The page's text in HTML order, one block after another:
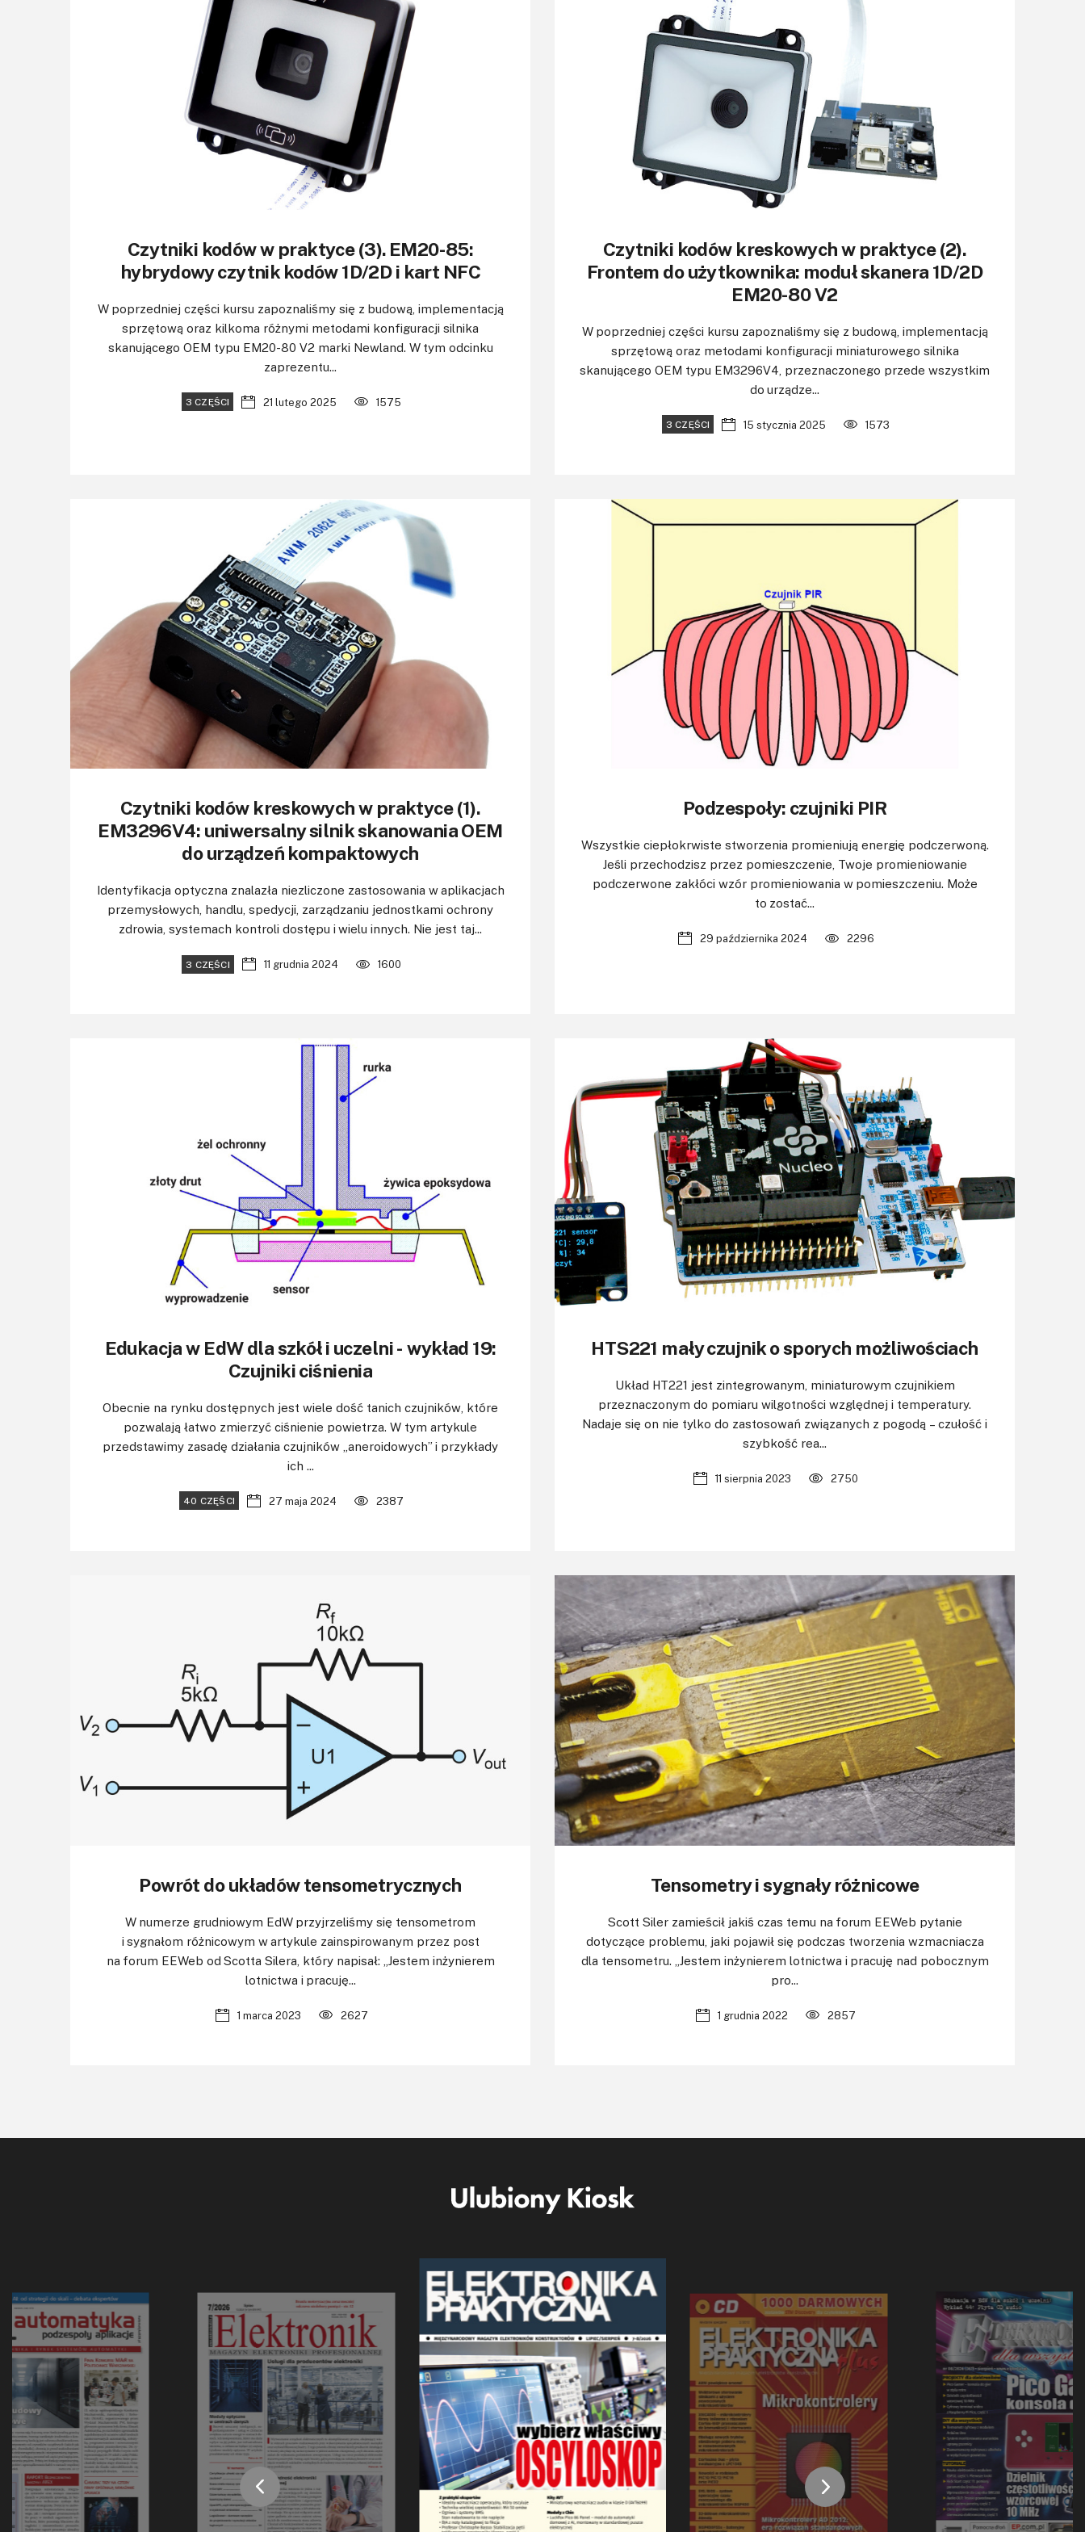
Kontakt
Newsletter
Magazyny
Archiwum
Czytniki kodów w praktyce (3). EM20-85:
hybrydowy czytnik kodów 1D/2D i kart NFC
W poprzedniej części kursu zapoznaliśmy się z budową, implementacją
sprzętową oraz kilkoma różnymi metodami konfiguracji silnika
skanującego OEM typu EM20-80 V2 marki Newland. W tym odcinku
zaprezentu...
3 CZĘŚCI 21 lutego 2025 1575
Czytniki kodów kreskowych w praktyce (2).
Frontem do użytkownika: moduł skanera 1D/2D
EM20-80 V2
W poprzedniej części kursu zapoznaliśmy się z budową, implementacją
sprzętową oraz metodami konfiguracji miniaturowego silnika
skanującego OEM typu EM3296V4, przeznaczonego przede wszystkim
do urządze...
3 CZĘŚCI 15 stycznia 2025 1573
Czytniki kodów kreskowych w praktyce (1).
EM3296V4: uniwersalny silnik skanowania OEM
do urządzeń kompaktowych
Identyfikacja optyczna znalazła niezliczone zastosowania w aplikacjach
przemysłowych, handlu, spedycji, zarządzaniu jednostkami ochrony
zdrowia, systemach kontroli dostępu i wielu innych. Nie jest taj...
3 CZĘŚCI 11 grudnia 2024 1600
Podzespoły: czujniki PIR
Wszystkie ciepłokrwiste stworzenia promieniują energię podczerwoną.
Jeśli przechodzisz przez pomieszczenie, Twoje promieniowanie
podczerwone zakłóci wzór promieniowania w pomieszczeniu. Może
to zostać...
29 października 2024 2296
Edukacja w EdW dla szkół i uczelni - wykład 19:
Czujniki ciśnienia
Obecnie na rynku dostępnych jest wiele dość tanich czujników, które
pozwalają łatwo zmierzyć ciśnienie powietrza. W tym artykule
przedstawimy zasadę działania czujników „aneroidowych” i przykłady
ich ...
40 CZĘŚCI 27 maja 2024 2387
HTS221 mały czujnik o sporych możliwościach
Układ HT221 jest zintegrowanym, miniaturowym czujnikiem
przeznaczonym do pomiaru wilgotności względnej i temperatury.
Nadaje się on nie tylko do zastosowań związanych z pogodą – czułość i
szybkość rea...
11 sierpnia 2023 2750
Powrót do układów tensometrycznych
W numerze grudniowym EdW przyjrzeliśmy się tensometrom
i sygnałom różnicowym w artykule zainspirowanym przez post
na forum EEWeb od Scotta Silera, który napisał: „Jestem inżynierem
lotnictwa i pracuję...
1 marca 2023 2627
Tensometry i sygnały różnicowe
Scott Siler zamieścił jakiś czas temu na forum EEWeb pytanie
dotyczące problemu, jaki pojawił się podczas tworzenia wzmacniacza
dla tensometru. „Jestem inżynierem lotnictwa i pracuję nad pobocznym
pro...
1 grudnia 2022 2857